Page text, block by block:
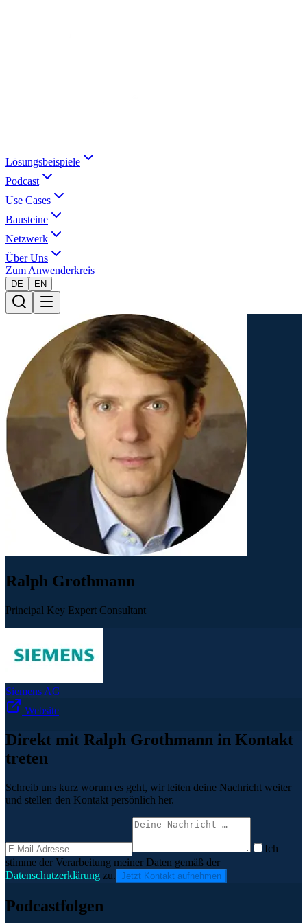
Lösungsbeispiele
Podcast
Use Cases
Bausteine
Netzwerk
Über Uns
Zum Anwenderkreis
DE EN
Ralph Grothmann
Principal Key Expert Consultant
Siemens AG
Website
Direkt mit Ralph Grothmann in Kontakt
treten
Schreib uns kurz worum es geht, wir leiten deine Nachricht weiter
und stellen den Kontakt persönlich her.
Ich
stimme der Verarbeitung meiner Daten gemäß der
Datenschutzerklärung zu. Jetzt Kontakt aufnehmen
Podcastfolgen